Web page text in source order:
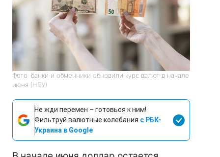
Фото: банки и обменники обновили курс валют в начале
июня (НБУ)
Не жди перемен – готовься к ним!
Фильтруй валютные колебания с РБК-
Украина в Google